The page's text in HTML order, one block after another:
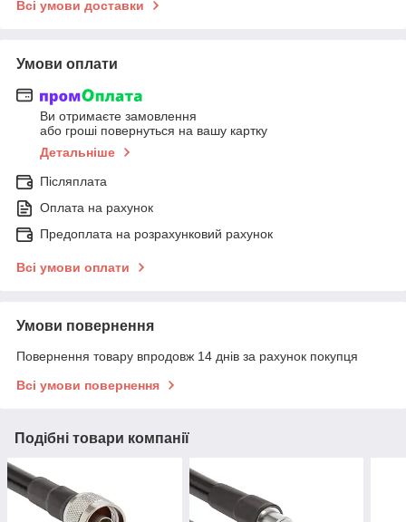
Всі умови доставки
Умови оплати
Ви отримаєте замовлення
або гроші повернуться на вашу картку
Детальніше
Післяплата
Оплата на рахунок
Предоплата на розрахунковий рахунок
Всі умови оплати
Умови повернення
Повернення товару впродовж 14 днів за рахунок покупця
Всі умови повернення
Подібні товари компанії